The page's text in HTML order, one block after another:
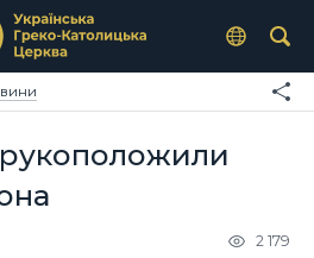
2 179